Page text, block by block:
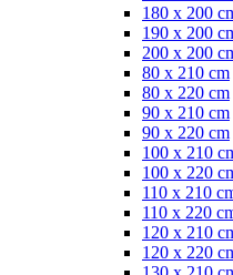
180 x 200
190 x 200
200 x 200
80 x 210 cm
80 x 220 cm
90 x 210 cm
90 x 220 cm
100 x 210
100 x 220
110 x 210
110 x 220
120 x 210
120 x 220